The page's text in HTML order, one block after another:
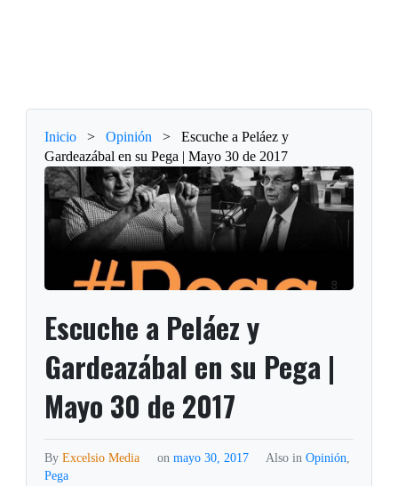
Inicio > Opinión >
Escuche a Peláez y
Gardeazábal en su Pega | Mayo 30 de 2017
Escuche a Peláez y
Gardeazábal en su Pega |
Mayo 30 de 2017
ByExcelsio Media on mayo 30, 2017 Also in Opinión,
Pega